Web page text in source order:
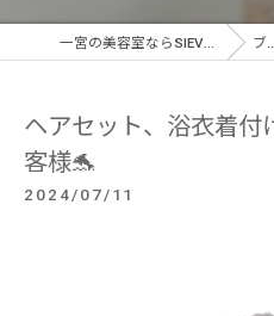
一宮の美容室ならSIEVE HAIR 一宮駅前店 ブログ
ヘアセット、浴衣着付
客様🐬
2024/07/11